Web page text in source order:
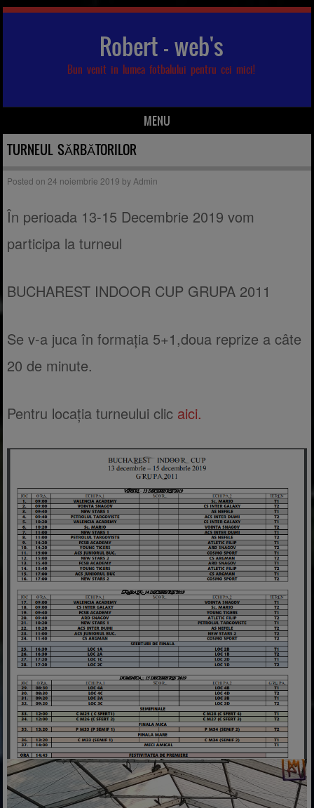
Robert – web's
Bun venit in lumea fotbalului pentru cei mici!
MENU
Skip to content
TURNEUL SĂRBĂTORILOR
Posted on 24 noiembrie 2019 by Admin
În perioada 13-15 Decembrie 2019 vom
participa la turneul
BUCHAREST INDOOR CUP GRUPA 2011
Se v-a juca în formația 5+1,doua reprize a câte
20 de minute.
Pentru locația turneului clic aici.